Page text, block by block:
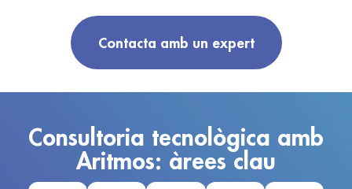
Contacta amb un expert
Consultoria tecnològica amb
Aritmos: àrees clau